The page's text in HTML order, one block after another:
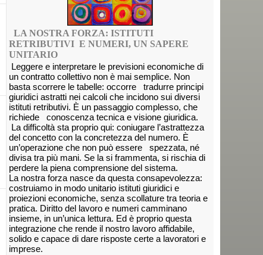
LA NOSTRA FORZA: ISTITUTI
RETRIBUTIVI E NUMERI, UN SAPERE
UNITARIO
Leggere e interpretare le previsioni economiche di
un contratto collettivo non è mai semplice. Non
basta scorrere le tabelle: occorre tradurre principi
giuridici astratti nei calcoli che incidono sui diversi
istituti retributivi. È un passaggio complesso, che
richiede conoscenza tecnica e visione giuridica.
La difficoltà sta proprio qui: coniugare l’astrattezza
del concetto con la concretezza del numero. È
un’operazione che non può essere spezzata, né
divisa tra più mani. Se la si frammenta, si rischia di
perdere la piena comprensione del sistema.
La nostra forza nasce da questa consapevolezza:
costruiamo in modo unitario istituti giuridici e
proiezioni economiche, senza scollature tra teoria e
pratica. Diritto del lavoro e numeri camminano
insieme, in un’unica lettura. Ed è proprio questa
integrazione che rende il nostro lavoro affidabile,
solido e capace di dare risposte certe a lavoratori e
imprese.